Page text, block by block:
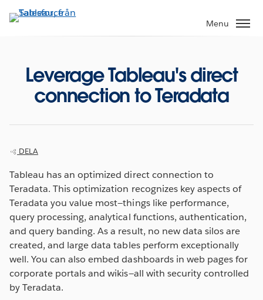
vidare
Menu
Leverage Tableau's direct
connection to Teradata
DELA
Tableau has an optimized direct connection to
Teradata. This optimization recognizes key aspects of
Teradata you value most—things like performance,
query processing, analytical functions, authentication,
and query banding. As a result, no new data silos are
created, and large data tables perform exceptionally
well. You can also embed dashboards in web pages for
corporate portals and wikis—all with security controlled
by Teradata.